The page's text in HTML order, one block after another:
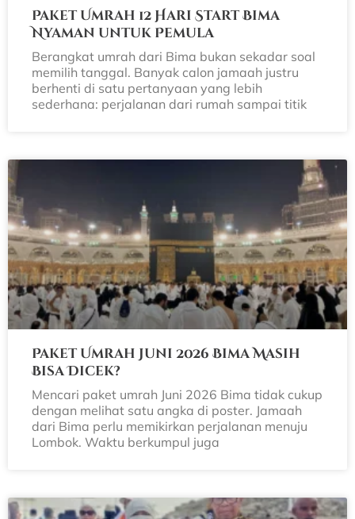
Paket Umrah 12 Hari Start Bima
Nyaman untuk Pemula
Berangkat umrah dari Bima bukan sekadar soal
memilih tanggal. Banyak calon jamaah justru
berhenti di satu pertanyaan yang lebih
sederhana: perjalanan dari rumah sampai titik
Paket Umrah Juni 2026 Bima Masih
Bisa Dicek?
Mencari paket umrah Juni 2026 Bima tidak cukup
dengan melihat satu angka di poster. Jamaah
dari Bima perlu memikirkan perjalanan menuju
Lombok. Waktu berkumpul juga